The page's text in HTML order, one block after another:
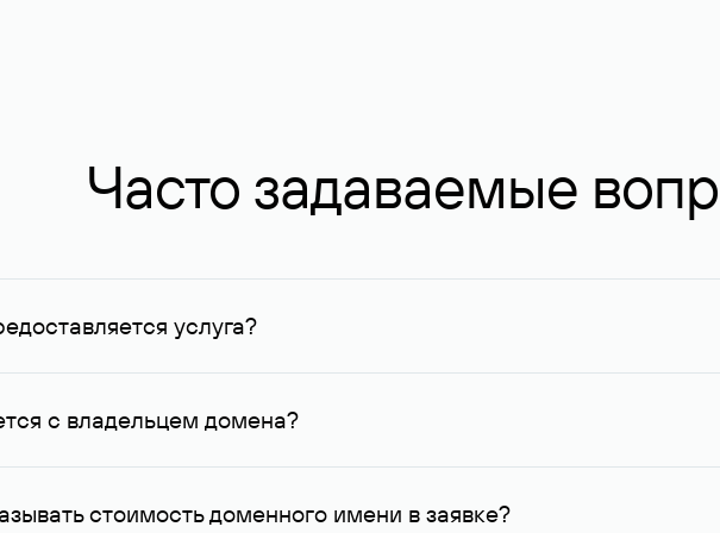
Часто задаваемые
услуга?
зарегистрированных в Руцентре и у других регистраторов. Для доменов,
с владельцем домена?
используются его контактные данные, доступные Руцентру.
стоимость доменного имени в заявке?